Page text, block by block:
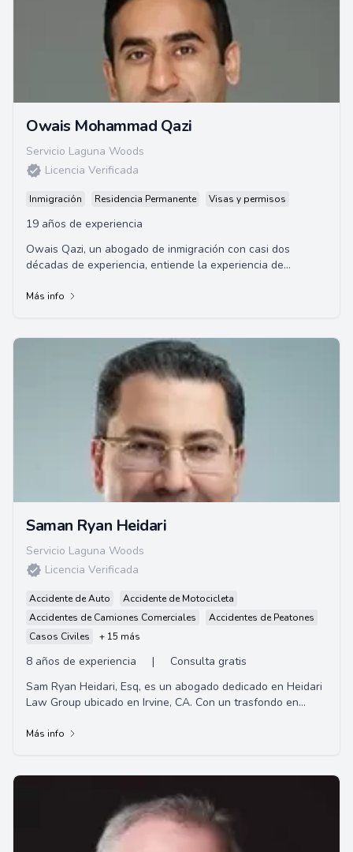
Owais Mohammad Qazi
Servicio Laguna Woods
Licencia Verificada
Inmigración Residencia Permanente Visas y permisos
19 años de experiencia
Owais Qazi, un abogado de inmigración con casi dos
décadas de experiencia, entiende la experiencia de
Más info
Saman Ryan Heidari
Servicio Laguna Woods
Licencia Verificada
Accidente de Auto
Accidente de Motocicleta
Accidentes de Camiones Comerciales
Accidentes de Peatones
Casos Civiles
+ 15 más
8 años de experiencia |
Consulta gratis
Sam Ryan Heidari, Esq, es un abogado dedicado en Heidari
Law Group ubicado en Irvine, CA. Con un trasfondo en
Más info